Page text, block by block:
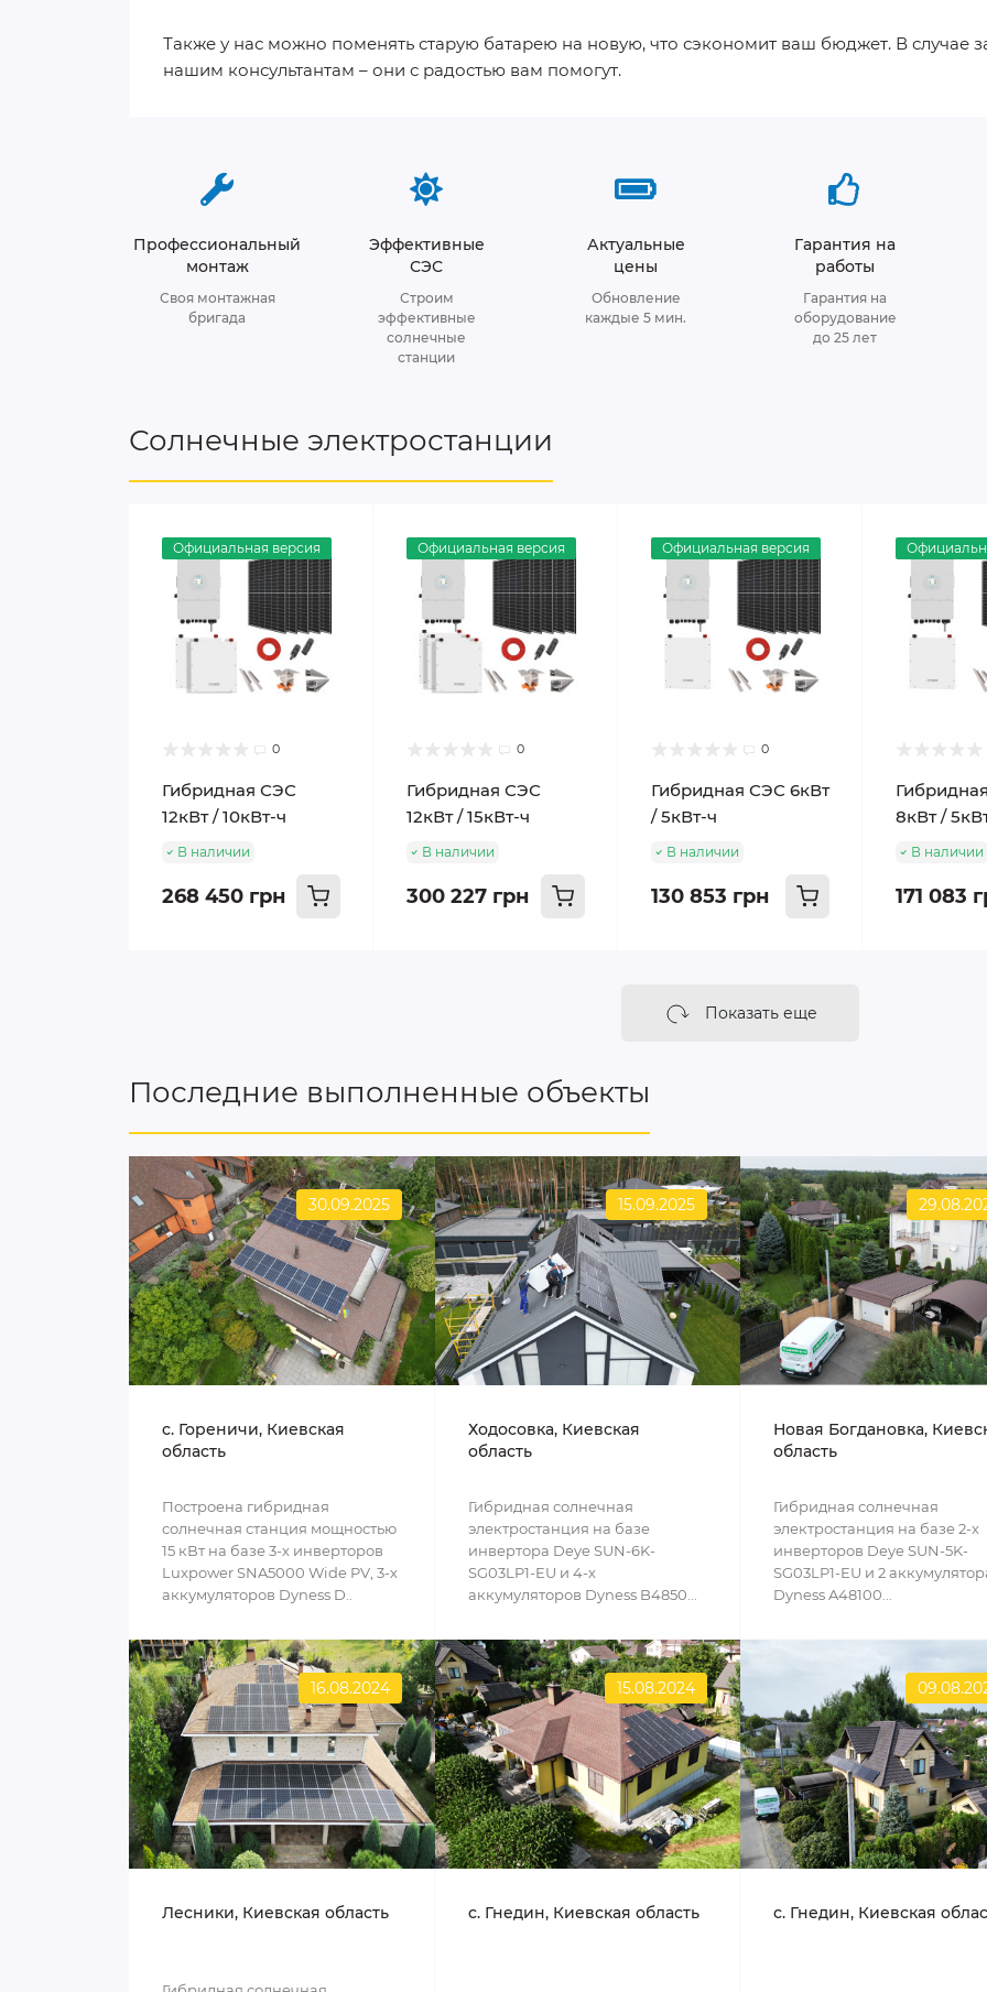
Также у нас можно поменять старую батарею на новую, что сэкономит ваш бюджет. В случае
нашим консультантам – они с радостью вам помогут.
Профессиональный
монтаж
Своя монтажная
бригада
Эффективные
СЭС
Строим
эффективные
солнечные
станции
Актуальные
цены
Обновление
каждые 5 мин.
Гарантия на
работы
Гарантия на
оборудование
до 25 лет
Солнечные электростанции
Официальная версия
0
Гибридная СЭС
12кВт / 10кВт-ч
В наличии
268 450 грн
Официальная версия
0
Гибридная СЭС
12кВт / 15кВт-ч
В наличии
300 227 грн
Официальная версия
0
Гибридная СЭС 6кВт
/ 5кВт-ч
В наличии
130 853 грн
8кВт /
В наличии
171 083
Показать еще
Последние выполненные объекты
30.09.2025
c. Гореничи, Киевская
область
Построена гибридная
солнечная станция мощностью
15 кВт на базе 3-х инверторов
Luxpower SNA5000 Wide PV, 3-х
аккумуляторов Dyness D..
15.09.2025
Ходосовка, Киевская
область
Гибридная солнечная
электростанция на базе
инвертора Deye SUN-6K-
SG03LP1-EU и 4-х
аккумуляторов Dyness B4850...
Новая Богдановка,
область
Гибридная солнечная
электростанция на базе 2-х
инверторов Deye SUN-5K-
SG03LP1-EU и 2
Dyness A48100...
16.08.2024
Лесники, Киевская область
15.08.2024
c. Гнедин, Киевская область с. Гнедин, Киевская